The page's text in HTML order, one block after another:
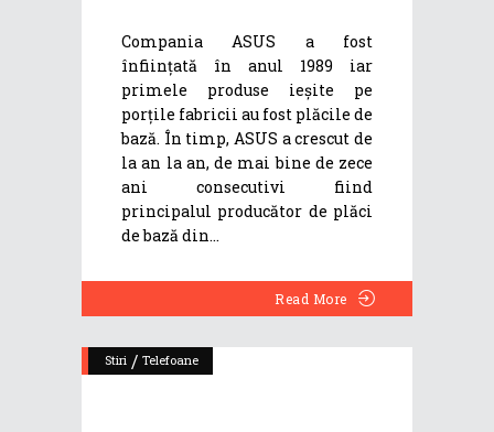
Compania ASUS a fost
înființată în anul 1989 iar
primele produse ieșite pe
porțile fabricii au fost plăcile de
bază. În timp, ASUS a crescut de
la an la an, de mai bine de zece
ani consecutivi fiind
principalul producător de plăci
de bază din
Read More
Stiri / Telefoane